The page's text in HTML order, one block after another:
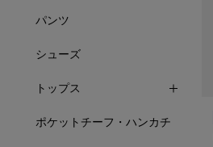
パンツ
シューズ
トップス
ポケットチーフ・ハンカチ